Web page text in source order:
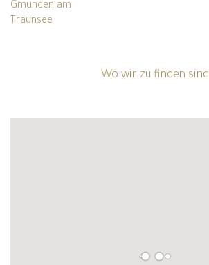
Wo wir zu finden sind